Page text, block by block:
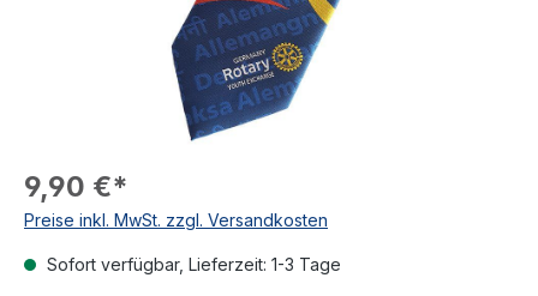
9,90 €*
Preise inkl. MwSt. zzgl. Versandkosten
Sofort verfügbar, Lieferzeit: 1-3 Tage